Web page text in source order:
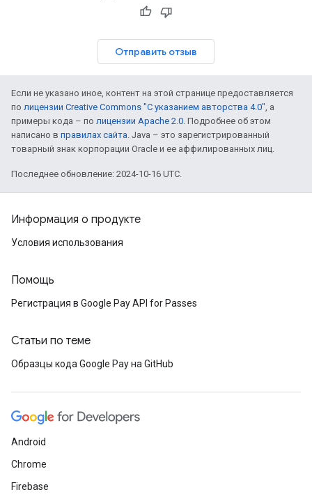
Отправить отзыв
Если не указано иное, контент на этой странице предоставляется
по лицензии Creative Commons "С указанием авторства 4.0", а
примеры кода – по лицензии Apache 2.0. Подробнее об этом
написано в правилах сайта. Java – это зарегистрированный
товарный знак корпорации Oracle и ее аффилированных лиц.
Последнее обновление: 2024-10-16 UTC.
Информация о продукте
Условия использования
Помощь
Регистрация в Google Pay API for Passes
Статьи по теме
Образцы кода Google Pay на GitHub
Android
Chrome
Firebase